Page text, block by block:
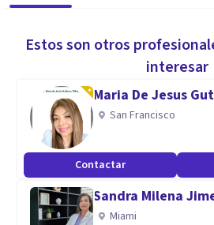
Estos son otros
interesar
Maria De Jesus
San Francisco
Contactar
Sandra Milena
Miami